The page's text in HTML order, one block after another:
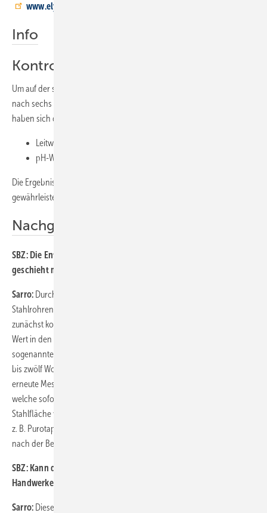
www.elysator.de
Info
Kontrolle
Um auf der sicheren Seite zu sein, wurde ein Termin zur Kontrolle
nach sechs Monaten vereinbart. Die Werte des Anlagenwassers
haben sich dabei wie folgt bestätigt:
Leitwert: < 100 mµ/cm
pH-Wert: 8
Die Ergebnisse zeigen, dass ein sicherer Betrieb der Anlage
gewährleistet ist.
Nachgefragt
SBZ: Die Entsalzung senkt den elektrischen Leitwert. Was
geschieht mit dem ph-Wert? Wie wird dieser nachjustiert?
Sarro: Durch die anfänglich stattfindende Flächenkorrosion, z. B. an
Stahlrohren oder Stahlradiatoren sowie Pufferspeichern, bilden sich
zunächst korrosive Salze, welche alkalisch wirken und somit den pH-
Wert in den gewünschten Bereich von 8 bis 8,5 verschieben, die
sogenannte Eigenalkalisierung. Dies geschieht in der Regel nach acht
bis zwölf Wochen. Sollte der Wert noch nicht ganz passen, reicht eine
erneute Messung bei der nächsten Heizungswartung. Für Kunden,
welche sofort den richtigen pH-Wert haben wollen oder wenig
Stahlfläche verbaut haben, gibt es entsprechende Harzmischungen,
z. B. Purotap Nexion. Hier stellt sich ein pH-Wert von ca. 8,5 bereits
nach der Befüllung ein.
SBZ: Kann die Entsalzungsanlage auch ohne Aufsicht durch den
Handwerker laufen oder ist eine ständige Beobachtung nötig?
Sarro: Diese Frage bekommen wir oft gestellt. Wir stellen z. B. mit dem